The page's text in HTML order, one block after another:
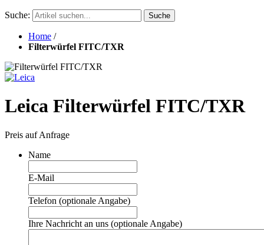
Suche: Suche
Home /
Filterwürfel FITC/TXR
Leica Filterwürfel FITC/TXR
Preis auf Anfrage
Name
E-Mail
Telefon (optionale Angabe)
Ihre Nachricht an uns (optionale Angabe)